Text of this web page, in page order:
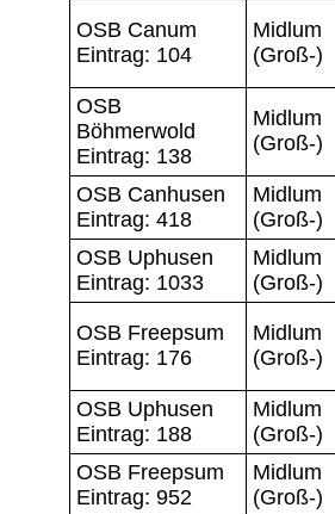
OSB Canum
Eintrag: 104
Midlum
(Groß-)
OSB
Böhmerwold
Eintrag: 138
Midlum
(Groß-)
OSB Canhusen
Eintrag: 418
Midlum
(Groß-)
OSB Uphusen
Eintrag: 1033
Midlum
(Groß-)
OSB Freepsum
Eintrag: 176
Midlum
(Groß-)
OSB Uphusen
Eintrag: 188
Midlum
(Groß-)
OSB Freepsum
Eintrag: 952
Midlum
(Groß-)